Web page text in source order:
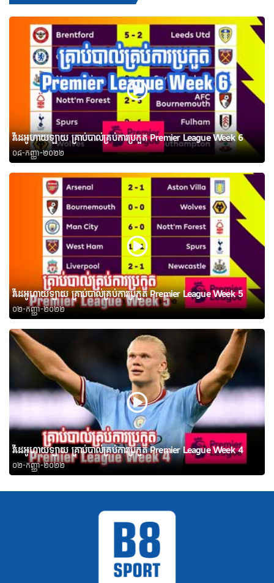
វីដេអូហាយឡាយ គ្រាប់បាល់គ្រប់ការប្រកួត Premier League Week 6
០៨-កញ្ញា-២០២២
វីដេអូហាយឡាយ គ្រាប់បាល់គ្រប់ការប្រកួត Premier League Week 5
០២-កញ្ញា-២០២២
វីដេអូហាយឡាយ គ្រាប់បាល់គ្រប់ការប្រកួត Premier League Week 4
០២-កញ្ញា-២០២២